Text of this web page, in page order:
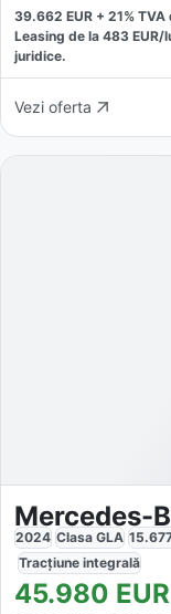
39.662 EUR + 21%
Leasing de la 483 EUR/
juridice.
Vezi oferta
2024 Clasa GLA
Tracțiune integrală
45.980 EUR